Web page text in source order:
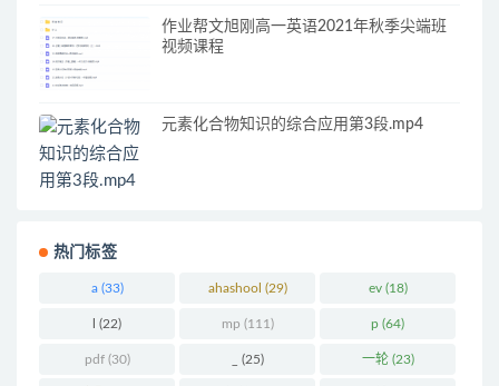
作业帮文旭刚高一英语2021年秋季尖端班
视频课程
元素化合物知识的综合应用第3段.mp4
热门标签
a(33) ahashool (29) ev(18)
(22) mp (111) p (64)
pdf(30) (25) 一轮(23)